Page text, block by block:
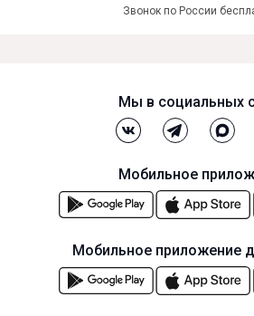
Звонок по России
Мы в социальных
Мобильное
Мобильное приложение